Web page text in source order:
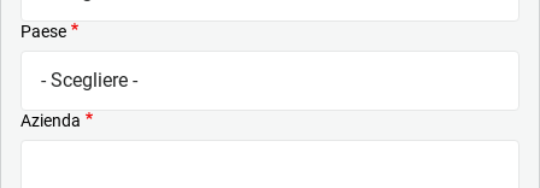
Paese
Azienda